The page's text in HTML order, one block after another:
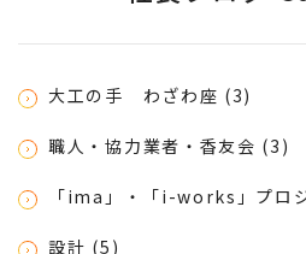
大工の手 わざわ座 (3)
職人・協力業者・香友会 (3)
「ima」・「i-works」プロ
設計 (5)